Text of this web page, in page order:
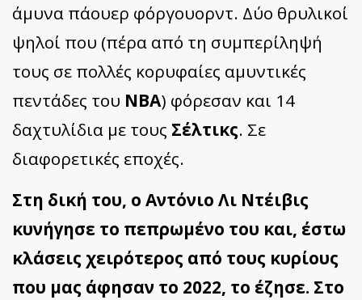
άμυνα πάουερ φόργουορντ. Δύο θρυλικοί
ψηλοί που (πέρα από τη συμπερίληψή
τους σε πολλές κορυφαίες αμυντικές
πεντάδες του ΝΒΑ) φόρεσαν και 14
δαχτυλίδια με τους Σέλτικς. Σε
διαφορετικές εποχές.
Στη δική του, ο Αντόνιο Λι Ντέιβις
κυνήγησε το πεπρωμένο του και, έστω
κλάσεις χειρότερος από τους κυρίους
που μας άφησαν το 2022, το έζησε. Στο